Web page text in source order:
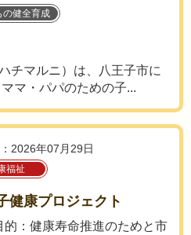
の健全育成
チマルニ）は、八王子市に
マ・パパのための子...
2026年07月29日
福祉
健康プロジェクト
的：健康寿命推進のためと市